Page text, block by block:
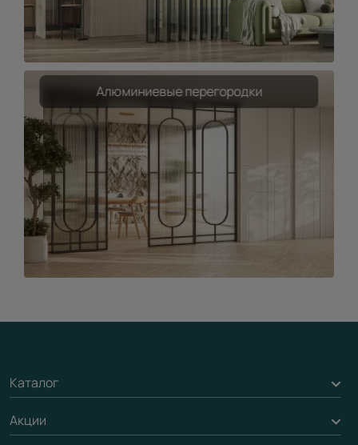
Алюминиевые перегородки
Каталог
Межкомнатные двери
Акции